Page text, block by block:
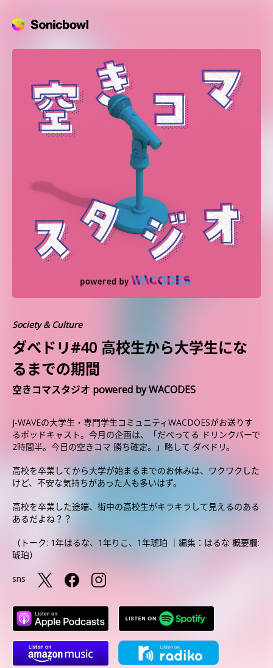
Society & Culture
ダべドリ#40 高校生から大学生にな
るまでの期間
空きコマスタジオ powered by WACODES
J-WAVEの大学生・専門学生コミュニティWACDOESがお送りす
るポッドキャスト。今月の企画は、「だべってる ドリンクバーで
2時間半。今日の空きコマ 勝ち確定。」略して ダベドリ。
高校を卒業してから大学が始まるまでのお休みは、ワクワクした
けど、不安な気持ちがあった人も多いはず。
高校を卒業した途端、街中の高校生がキラキラして見えるのある
あるだよね？？
（トーク: 1年はるな、1年りこ、1年琥珀 ｜編集：はるな 概要欄:
琥珀）
sns